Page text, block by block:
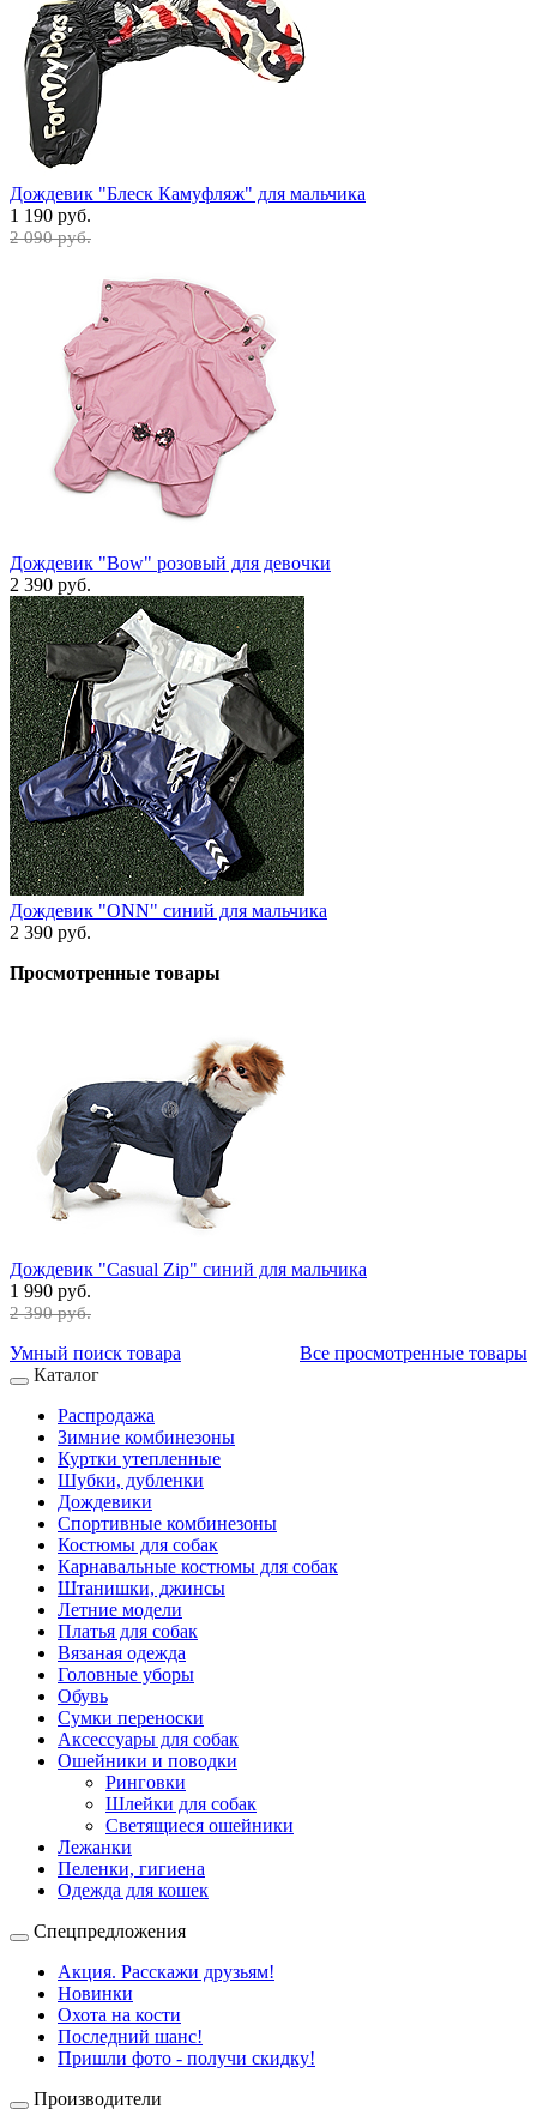
Дождевик "Блеск Камуфляж" для мальчика
1 190 руб.
2 090 руб.
Дождевик "Bow" розовый для девочки
2 390 руб.
Дождевик "ONN" синий для мальчика
2 390 руб.
Просмотренные товары
Дождевик "Casual Zip" синий для мальчика
1 990 руб.
2 390 руб.
Все просмотренные товары
Умный поиск товара
Каталог
Распродажа
Зимние комбинезоны
Куртки утепленные
Шубки, дубленки
Дождевики
Спортивные комбинезоны
Костюмы для собак
Карнавальные костюмы для собак
Штанишки, джинсы
Летние модели
Платья для собак
Вязаная одежда
Головные уборы
Обувь
Сумки переноски
Аксессуары для собак
Ошейники и поводки
Ринговки
Шлейки для собак
Светящиеся ошейники
Лежанки
Пеленки, гигиена
Одежда для кошек
Спецпредложения
Акция. Расскажи друзьям!
Новинки
Охота на кости
Последний шанс!
Пришли фото - получи скидку!
Производители